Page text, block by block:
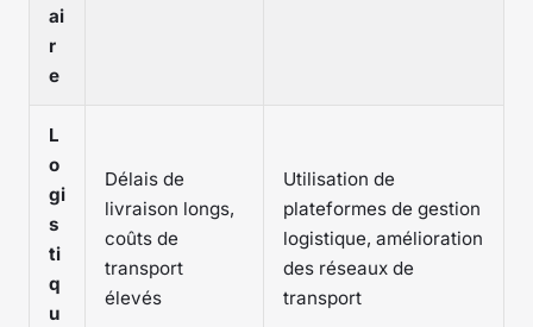
ai
r
e
L
o
gi
s
ti
q
u
Délais de
livraison longs,
coûts de
transport
élevés
Utilisation de
plateformes de gestion
logistique, amélioration
des réseaux de
transport